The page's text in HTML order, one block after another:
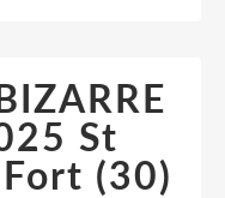
St
(30)